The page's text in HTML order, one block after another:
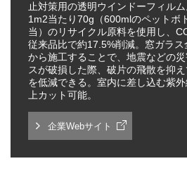
止対策用の透明ウインドーフィル
1m2当たり70g（600mlのペットボ
当）のリサイクル原料を使用し、
従来品比で約17.5%削減。窓ガラス
から施工することで、地震などの
スが破損した際、破片の飛散を抑
を低減できる。室内に差し込む紫
上カット可能。
企業Webサイト